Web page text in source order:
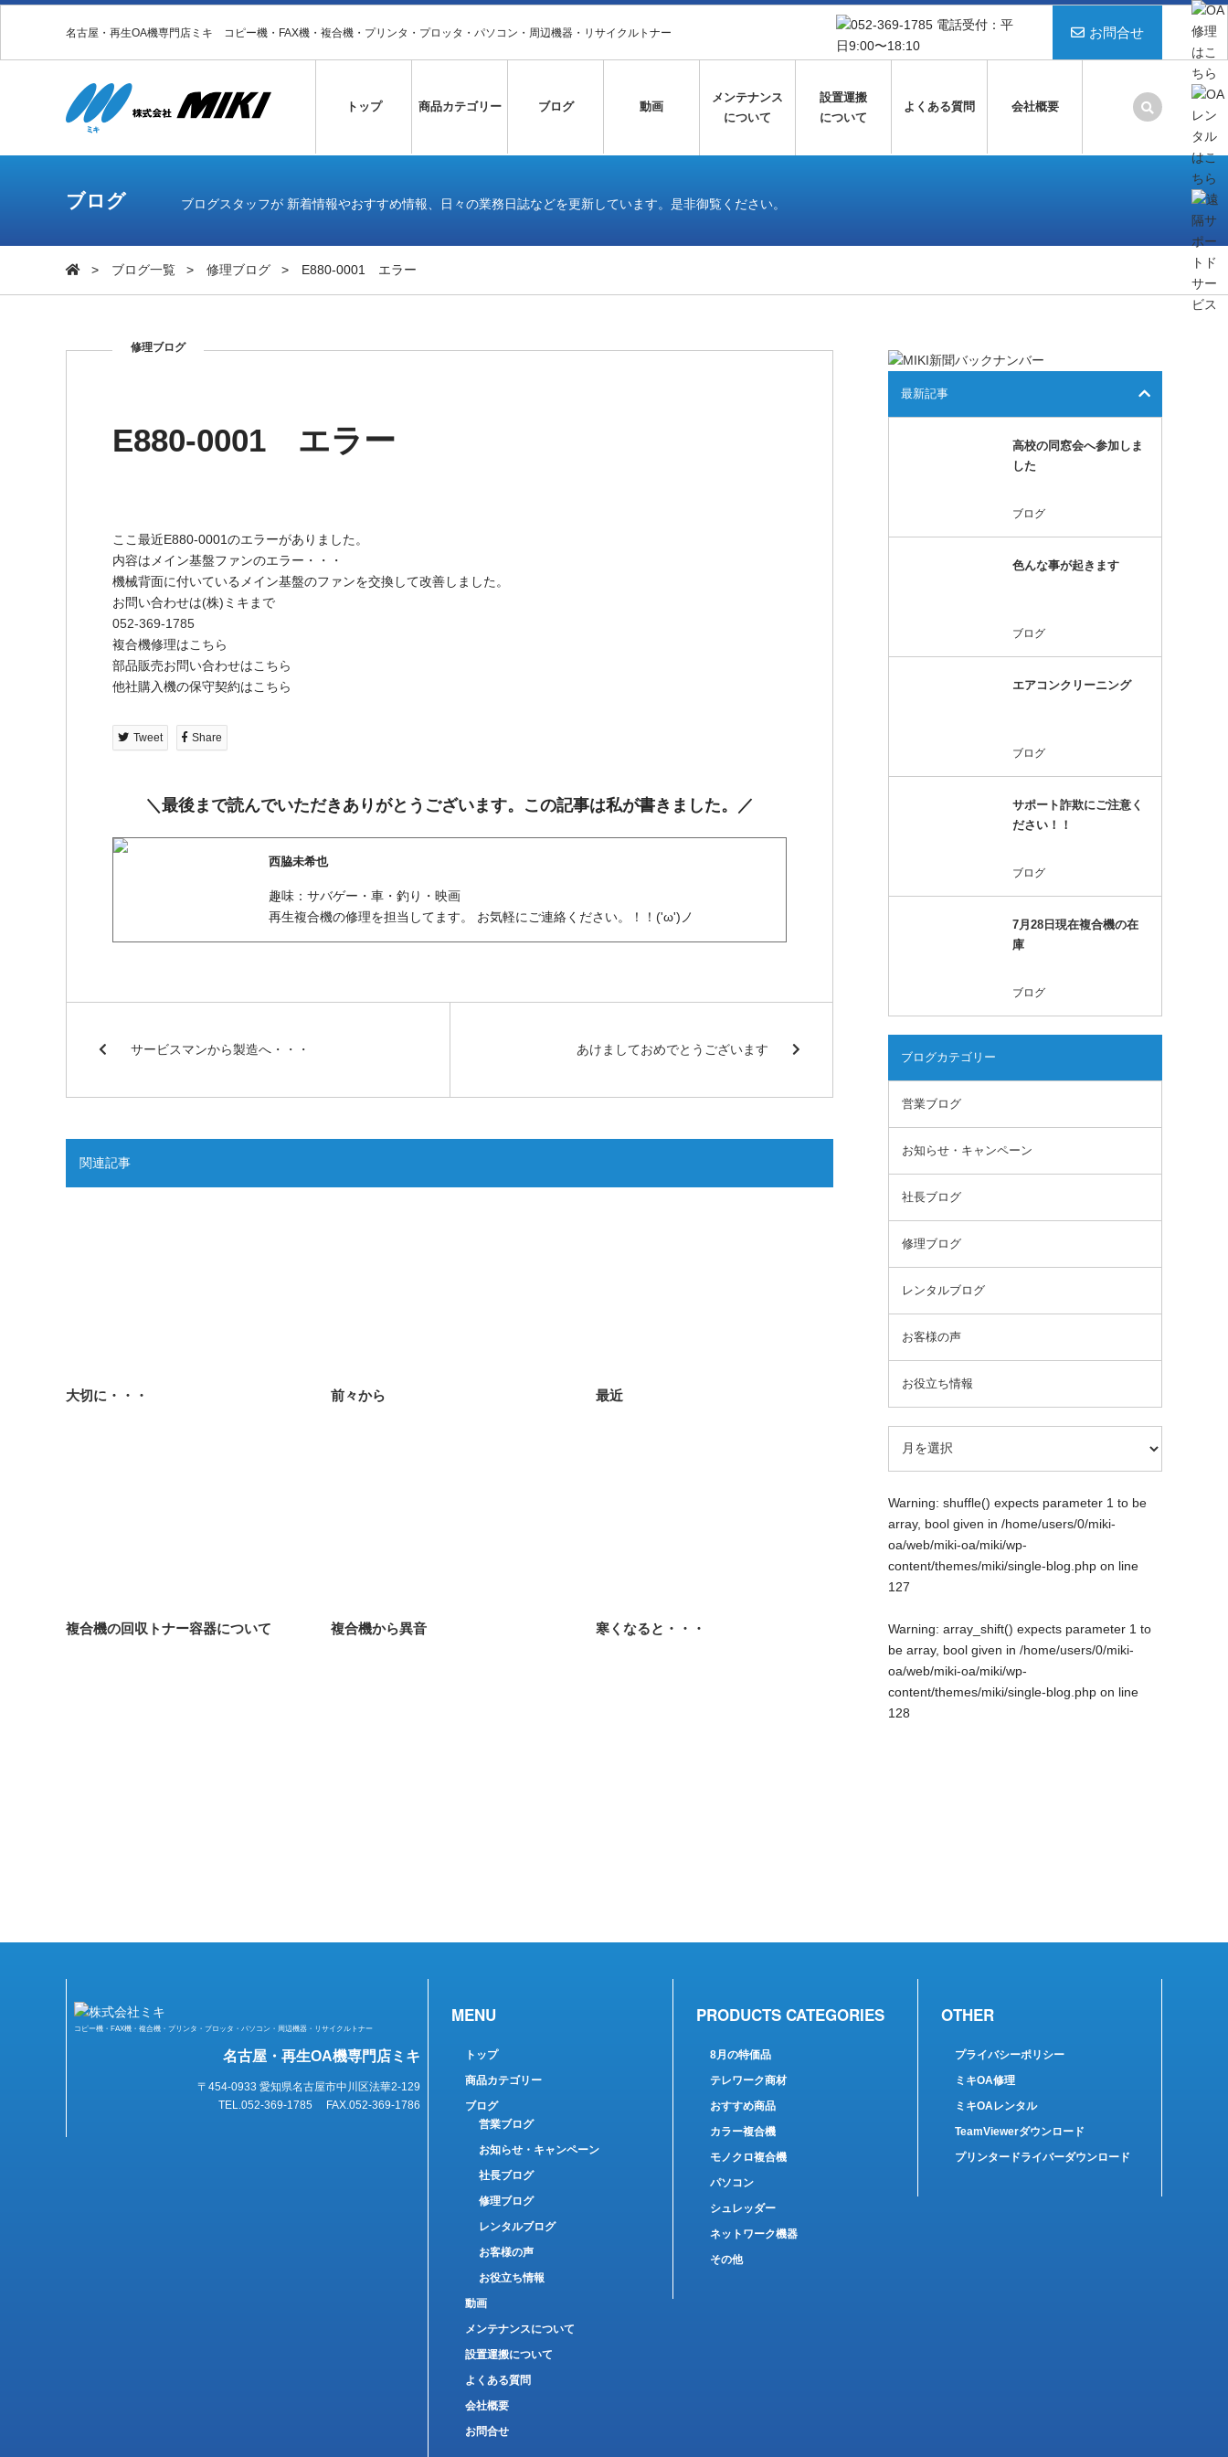
名古屋・再生OA機専門店ミキ コピー機・FAX機・複合機・プリンタ・プロッタ・パソコン・周辺機器・リサイクルトナー お問合せ
トップ 商品カテゴリー ブログ 動画
メンテナンス
について
設置運搬
について
よくある質問 会社概要
ブログ ブログスタッフが 新着情報やおすすめ情報、日々の業務日誌などを更新しています。是非御覧ください。
ブログ一覧 修理ブログ E880-0001 エラー
修理ブログ
E880-0001 エラー
ここ最近E880-0001のエラーがありました。
内容はメイン基盤ファンのエラー・・・
機械背面に付いているメイン基盤のファンを交換して改善しました。
お問い合わせは(株)ミキまで
052-369-1785
複合機修理はこちら
部品販売お問い合わせはこちら
他社購入機の保守契約はこちら
Tweet Share
＼最後まで読んでいただきありがとうございます。この記事は私が書きました。／
西脇未希也
趣味：サバゲー・車・釣り・映画
再生複合機の修理を担当してます。 お気軽にご連絡ください。！！('ω')ノ
サービスマンから製造へ・・・ あけましておめでとうございます
関連記事
大切に・・・ 前々から 最近
複合機の回収トナー容器について 複合機から異音 寒くなると・・・
最新記事
高校の同窓会へ参加しま
した
ブログ
色んな事が起きます
ブログ
エアコンクリーニング
ブログ
サポート詐欺にご注意く
ださい！！
ブログ
7月28日現在複合機の在
庫
ブログ
ブログカテゴリー
営業ブログ
お知らせ・キャンペーン
社長ブログ
修理ブログ
レンタルブログ
お客様の声
お役立ち情報
Warning: shuffle() expects parameter 1 to be
array, bool given in /home/users/0/miki-
oa/web/miki-oa/miki/wp-
content/themes/miki/single-blog.php on line
127
Warning: array_shift() expects parameter 1 to
be array, bool given in /home/users/0/miki-
oa/web/miki-oa/miki/wp-
content/themes/miki/single-blog.php on line
128
コピー機・FAX機・複合機・プリンタ・プロッタ・パソコン・周辺機器・リサイクルトナー
名古屋・再生OA機専門店ミキ
〒454-0933 愛知県名古屋市中川区法華2-129
TEL.052-369-1785 FAX.052-369-1786
MENU
トップ
商品カテゴリー
ブログ
営業ブログ
お知らせ・キャンペーン
社長ブログ
修理ブログ
レンタルブログ
お客様の声
お役立ち情報
動画
メンテナンスについて
設置運搬について
よくある質問
会社概要
お問合せ
PRODUCTS CATEGORIES
8月の特価品
テレワーク商材
おすすめ商品
カラー複合機
モノクロ複合機
パソコン
シュレッダー
ネットワーク機器
その他
OTHER
プライバシーポリシー
ミキOA修理
ミキOAレンタル
TeamViewerダウンロード
プリンタードライバーダウンロード